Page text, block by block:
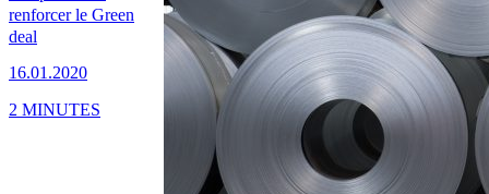
renforcer le Green
deal
16.01.2020
2 MINUTES